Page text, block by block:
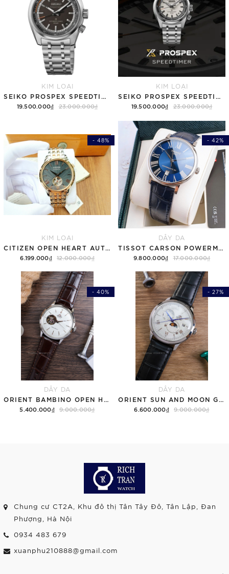
KIM LOẠI
SEIKO PROSPEX SPEEDTIMER 6R "COMPACT COUNTDOWN" SBDC217 (SPB515)
19.500.000₫ 23.000.000₫
KIM LOẠI
SEIKO PROSPEX SPEEDTIMER 6R "COMPACT COUNTDOWN" SBDC215 (SPB513)
19.500.000₫ 23.000.000₫
- 48%
KIM LOẠI
CITIZEN OPEN HEART AUTOMATIC NH9136-88H
6.199.000₫ 12.000.000₫
- 42%
DÂY DA
TISSOT CARSON POWERMATIC 80 T122.407.16.043.00 ( T1224071604300 ) MẶT XANH
9.800.000₫ 17.000.000₫
- 40%
DÂY DA
ORIENT BAMBINO OPEN HEART RA-AG0002S30B TRẮNG
5.400.000₫ 9.000.000₫
- 27%
DÂY DA
ORIENT SUN AND MOON GEN 7 RA-AK0802S10B TRẮNG
6.600.000₫ 9.000.000₫
Chung cư CT2A, Khu đô thị Tân Tây Đô, Tân Lập, Đan
Phượng, Hà Nội
0934 483 679
xuanphu210888@gmail.com